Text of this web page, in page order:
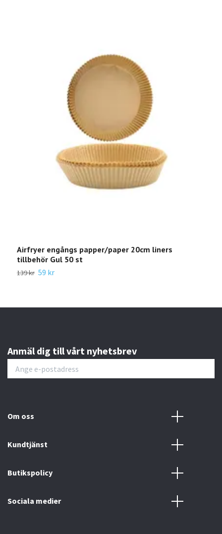
Airfryer engångs papper/paper 20cm liners
tillbehör Gul 50 st
139 kr 59 kr
Anmäl dig till vårt nyhetsbrev
Om oss
Kundtjänst
Butikspolicy
Sociala medier